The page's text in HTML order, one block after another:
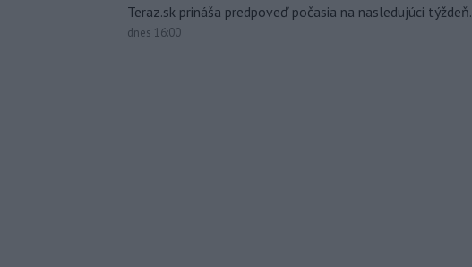
Teraz.sk prináša predpoveď počasia na nasledujúci týždeň.
dnes 16:00